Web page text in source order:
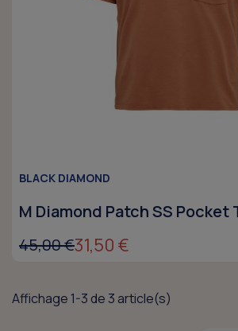
BLACK DIAMOND
M Diamond Patch SS Pocket
45,00 €31,50 €
Affichage 1-3 de 3 article(s)